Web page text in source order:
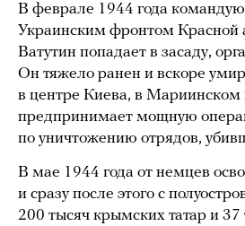
В феврале 1944 года
Украинским фронтом Красной
Ватутин попадает в засаду,
Он тяжело ранен и вскоре
в центре Киева, в
предпринимает мощную
по уничтожению отрядов,
В мае 1944 года от немцев
и сразу после этого с
200 тысяч крымских татар и 37